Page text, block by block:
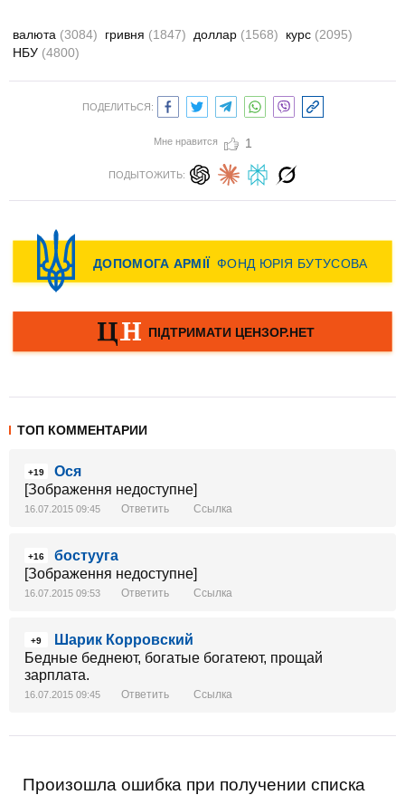
валюта (3084) гривня (1847) доллар (1568) курс (2095)
НБУ (4800)
ПОДЕЛИТЬСЯ:
Мне нравится 1
ПОДЫТОЖИТЬ:
ТОП КОММЕНТАРИИ
+19
Ося
[Зображення недоступне]
16.07.2015 09:45 Ответить Ссылка
+16
бостууга
[Зображення недоступне]
16.07.2015 09:53 Ответить Ссылка
+9
Шарик Корровский
Бедные беднеют, богатые богатеют, прощай
зарплата.
16.07.2015 09:45 Ответить Ссылка
Произошла ошибка при получении списка